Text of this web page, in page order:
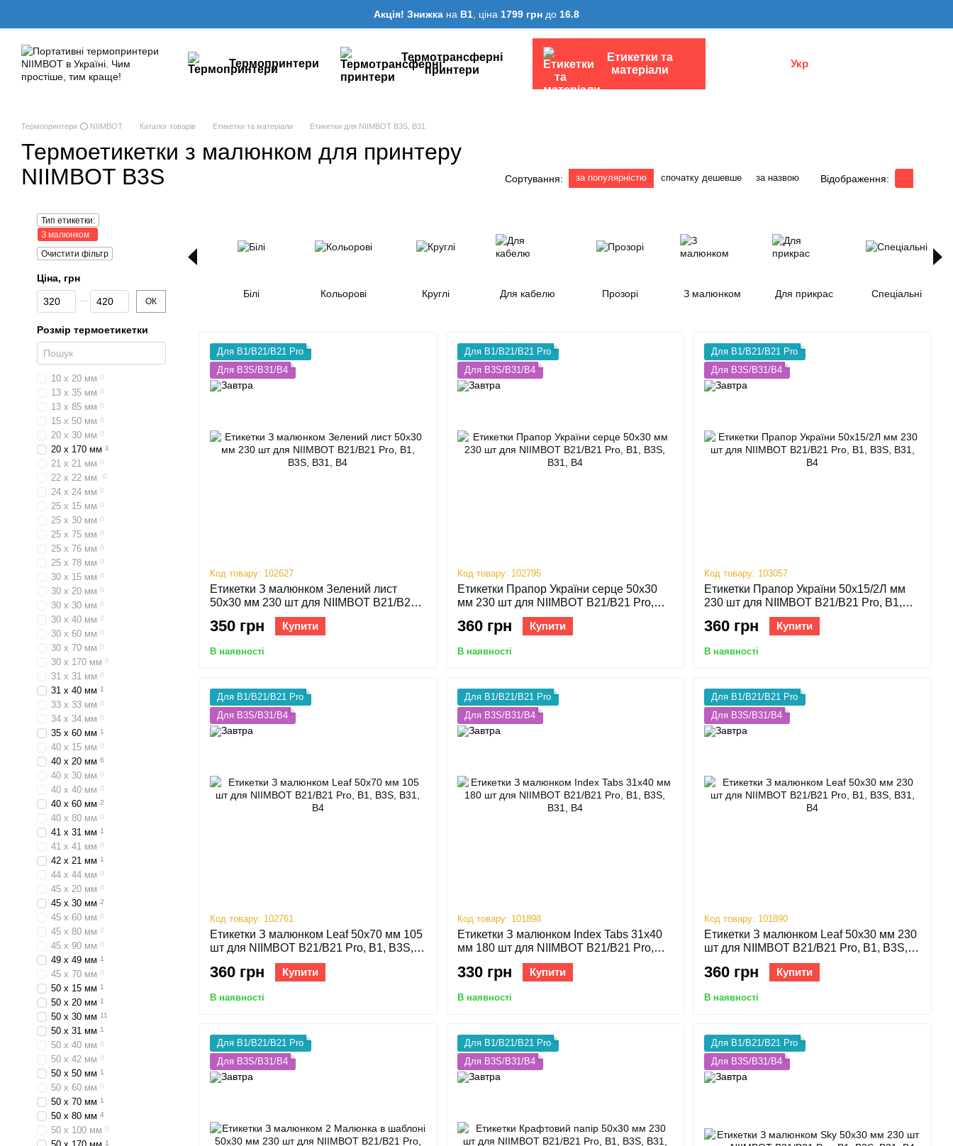
Акція! Знижка на B1 , ціна 1799 грн до 16.8
Термопринтери
Термотрансферні
принтери
Етикетки та
матеріали
Укр
Термопринтери ⭕ NIIMBOT Каталог товарів Етикетки та матеріали Етикетки для NIIMBOT B3S, B31
Термоетикетки з малюнком для принтеру
NIIMBOT B3S
Сортування: за популярністю спочатку дешевше за назвою Відображення:
Білі Кольорові Круглі Для кабелю Прозорі З малюнком Для прикрас Спеціальні
Для B1/B21/B21 Pro
Для B3S/B31/B4
Код товару: 102627
Етикетки З малюнком Зелений лист
50х30 мм 230 шт для NIIMBOT B21/B21
Pro, B1, B3S, B31, B4
350 грн Купити
В наявності
Для B1/B21/B21 Pro
Для B3S/B31/B4
Код товару: 102795
Етикетки Прапор України серце 50х30
мм 230 шт для NIIMBOT B21/B21 Pro,
B1, B3S, B31, B4
360 грн Купити
В наявності
Для B1/B21/B21 Pro
Для B3S/B31/B4
Код товару: 103057
Етикетки Прапор України 50х15/2Л мм
230 шт для NIIMBOT B21/B21 Pro, B1,
B3S, B31, B4
360 грн Купити
В наявності
Для B1/B21/B21 Pro
Для B3S/B31/B4
Код товару: 102761
Етикетки З малюнком Leaf 50х70 мм 105
шт для NIIMBOT B21/B21 Pro, B1, B3S,
360 грн Купити
В наявності
Для B1/B21/B21 Pro
Для B3S/B31/B4
Код товару: 101898
Етикетки З малюнком Index Tabs 31х40
мм 180 шт для NIIMBOT B21/B21 Pro,
B1, B3S, B31, B4
330 грн Купити
В наявності
Для B1/B21/B21 Pro
Для B3S/B31/B4
Код товару: 101890
Етикетки З малюнком Leaf 50х30 мм 230
шт для NIIMBOT B21/B21 Pro, B1, B3S,
360 грн Купити
В наявності
Для B1/B21/B21 Pro
Для B3S/B31/B4
Для B1/B21/B21 Pro
Для B3S/B31/B4
Для B1/B21/B21 Pro
Для B3S/B31/B4
Тип етикетки:
З малюнком
Очистити фільтр
Ціна, грн
Від Ціна, грн
До Ціна, грн ОК
Розмір термоетикетки
10 х 20 мм 0
13 х 35 мм 0
13 х 85 мм 0
15 х 50 мм 0
20 х 30 мм 0
20 х 170 мм 1
21 х 21 мм 0
22 х 22 мм 0
24 х 24 мм 0
25 х 15 мм 0
25 х 30 мм 0
25 х 75 мм 0
25 х 76 мм 0
25 х 78 мм 0
30 х 15 мм 0
30 х 20 мм 0
30 х 30 мм 0
30 х 40 мм 0
30 х 60 мм 0
30 х 70 мм 0
30 х 170 мм 0
31 х 31 мм 0
31 х 40 мм 1
33 х 33 мм 0
34 х 34 мм 0
35 х 60 мм 1
40 х 15 мм 0
40 х 20 мм 6
40 х 30 мм 0
40 х 40 мм 0
40 х 60 мм 2
40 х 80 мм 0
41 х 31 мм 1
41 х 41 мм 0
42 х 21 мм 1
44 х 44 мм 0
45 х 20 мм 0
45 х 30 мм 2
45 х 60 мм 0
45 х 80 мм 0
45 х 90 мм 0
49 х 49 мм 1
45 х 70 мм 0
50 х 15 мм 1
50 х 20 мм 1
50 х 30 мм 11
50 х 31 мм 1
50 х 40 мм 0
50 х 42 мм 0
50 х 50 мм 1
50 х 60 мм 0
50 х 70 мм 1
50 х 80 мм 4
50 х 100 мм 0
1